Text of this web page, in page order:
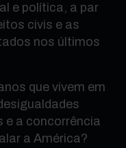
e política, a par
civis e as
nos últimos
que vivem em
e a concorrência
a América?